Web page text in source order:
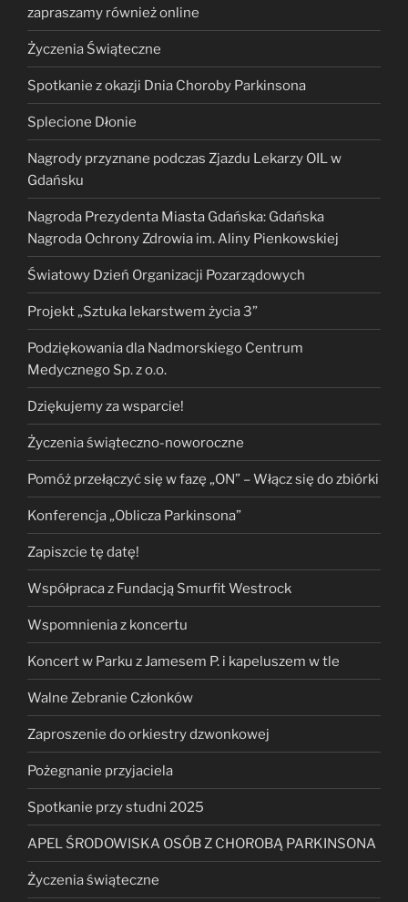
zapraszamy również online
Życzenia Świąteczne
Spotkanie z okazji Dnia Choroby Parkinsona
Splecione Dłonie
Nagrody przyznane podczas Zjazdu Lekarzy OIL w
Gdańsku
Nagroda Prezydenta Miasta Gdańska: Gdańska
Nagroda Ochrony Zdrowia im. Aliny Pienkowskiej
Światowy Dzień Organizacji Pozarządowych
Projekt „Sztuka lekarstwem życia 3”
Podziękowania dla Nadmorskiego Centrum
Medycznego Sp. z o.o.
Dziękujemy za wsparcie!
Życzenia świąteczno-noworoczne
Pomóż przełączyć się w fazę „ON” – Włącz się do zbiórki
Konferencja „Oblicza Parkinsona”
Zapiszcie tę datę!
Współpraca z Fundacją Smurfit Westrock
Wspomnienia z koncertu
Koncert w Parku z Jamesem P. i kapeluszem w tle
Walne Zebranie Członków
Zaproszenie do orkiestry dzwonkowej
Pożegnanie przyjaciela
Spotkanie przy studni 2025
APEL ŚRODOWISKA OSÓB Z CHOROBĄ PARKINSONA
Życzenia świąteczne